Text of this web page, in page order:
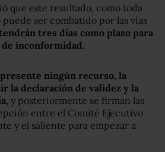
que este resultado, como toda
ser combatido por las vías
tres días como plazo para
inconformidad.
presente ningún recurso, la
la declaración de validez y la
, y posteriormente se firman las
entre el Comité Ejecutivo
y el saliente para empezar a